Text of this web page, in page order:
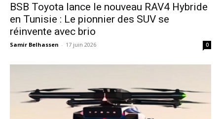
​BSB Toyota lance le nouveau RAV4 Hybride
en Tunisie : Le pionnier des SUV se
réinvente avec brio
Samir Belhassen - 17 juin 2026 0